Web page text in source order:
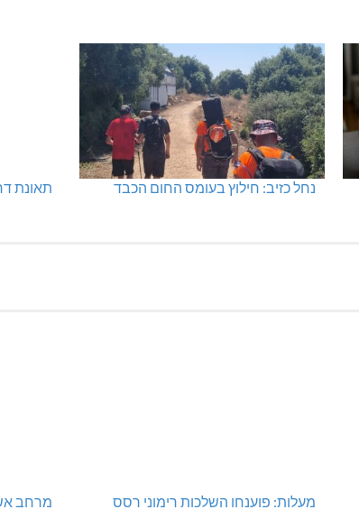
נחל כזיב: חילוץ בעומס החום הכבד תאונת
מעלות: פוענחו השלכות רימוני רסס מרחב אשר: 4